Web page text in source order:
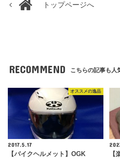
トップページへ
RECOMMEND こちらの記事も人
オススメの逸品
2017.5.17
【バイクヘルメット】OGK
【